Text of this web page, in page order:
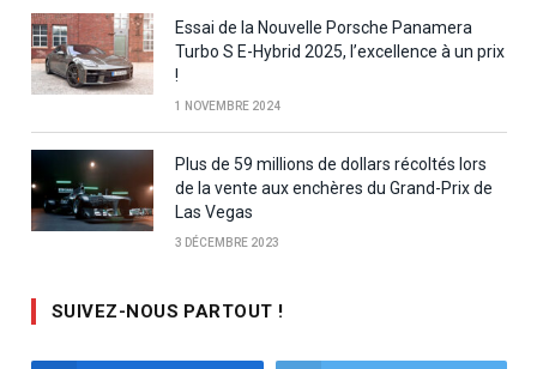
Essai de la Nouvelle Porsche Panamera
Turbo S E-Hybrid 2025, l’excellence à un prix
!
1 NOVEMBRE 2024
Plus de 59 millions de dollars récoltés lors
de la vente aux enchères du Grand-Prix de
Las Vegas
3 DÉCEMBRE 2023
SUIVEZ-NOUS PARTOUT !